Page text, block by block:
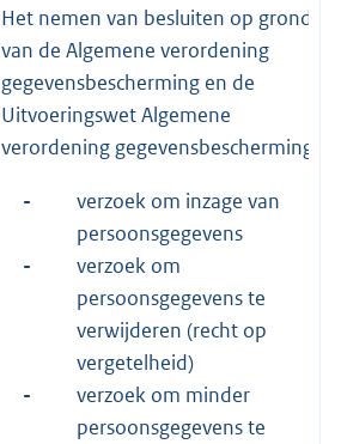
Het nemen van besluiten op grond
van de Algemene verordening
gegevensbescherming en de
Uitvoeringswet Algemene
verordening gegevensbescherming:
-
verzoek om inzage van
persoonsgegevens
-
verzoek om
persoonsgegevens te
verwijderen (recht op
vergetelheid)
-
verzoek om minder
persoonsgegevens te